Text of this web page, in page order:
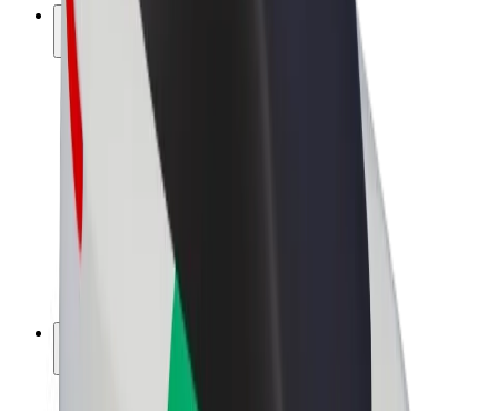
Keress a Bolttal
Sofőrök
Sofőr kereset
Futár kereset
Bolt Food kereskedők
Franchise-ok